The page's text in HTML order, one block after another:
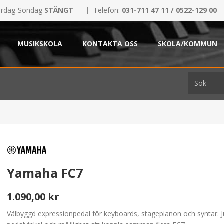
Söndag STÄNGT | Telefon: 031-711 47 11 / 0522-129 00
MUSIKSKOLA KONTAKTA OSS SKOLA/KOMMUN
Yamaha FC7
1.090,00 kr
Välbyggd expressionpedal för keyboards, stagepianon och syntar.